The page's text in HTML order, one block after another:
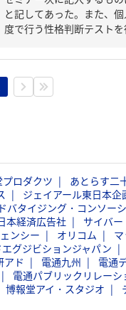
と記してあった。また、
度で行う性格判断テスト
ロダクツ あとらす二
ジェイアール東日本企
バタイジング・コンソー
本経済広告社 サイバ
ンシー オリコム
エグジビションジャパン
アド 電通九州 電通
電通パブリックリレーシ
博報堂アイ・スタジオ